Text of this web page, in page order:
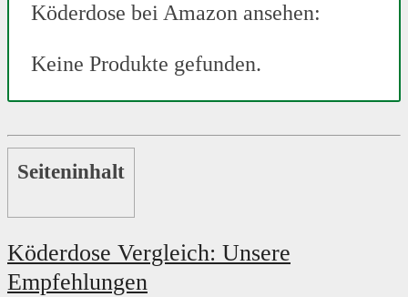
Köderdose bei Amazon ansehen:
Keine Produkte gefunden.
Seiteninhalt
Köderdose Vergleich: Unsere
Empfehlungen